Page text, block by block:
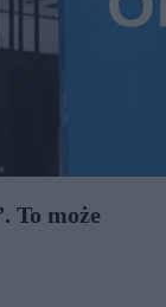
To może